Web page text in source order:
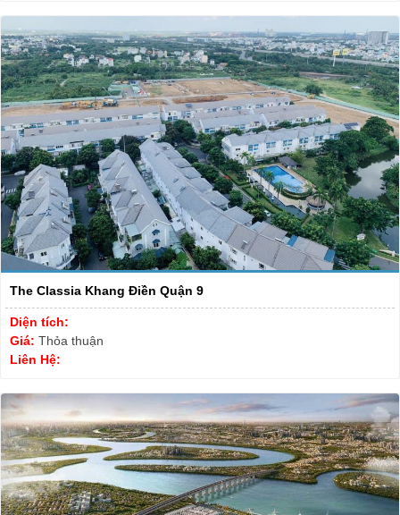
The Classia Khang Điền Quận 9
Diện tích:
Giá: Thỏa thuận
Liên Hệ: